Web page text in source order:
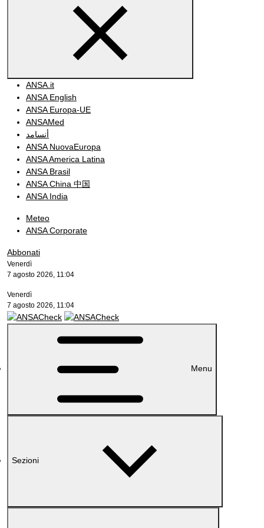
ANSA.it
ANSA English
ANSA Europa-UE
ANSAMed
أنسامد
ANSA NuovaEuropa
ANSA America Latina
ANSA Brasil
ANSA China 中国
ANSA India
Meteo
ANSA Corporate
Abbonati
Venerdì
7 agosto 2026, 11:04
Venerdì
7 agosto 2026, 11:04
Menu
Sezioni